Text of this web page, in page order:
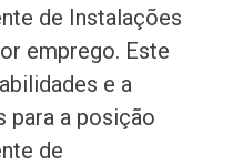
de Instalações
emprego. Este
e a
para a posição
de